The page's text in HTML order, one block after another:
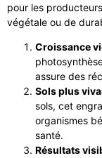
pour les
végétale ou de
Croissance
assure des
Sols plus
sols, cet
organismes
santé.
Résultats